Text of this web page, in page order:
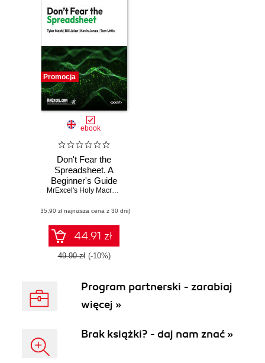
Promocja
ebook
Don't Fear the
Spreadsheet. A
Beginner's Guide
to Overcoming
Frustrations
MrExcel's Holy Macro! Books
(35,90 zł najniższa cena z 30 dni)
44.91 zł
49.90 zł (-10%)
Program partnerski - zarabiaj
więcej »
Brak książki? - daj nam znać »